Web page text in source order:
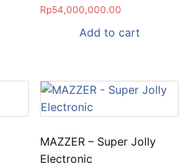
Rp54,000,000.00
Add to cart
MAZZER – Super Jolly
Electronic